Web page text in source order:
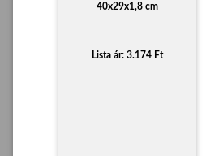
40x29x1,8 cm
Lista ár: 3.174 Ft